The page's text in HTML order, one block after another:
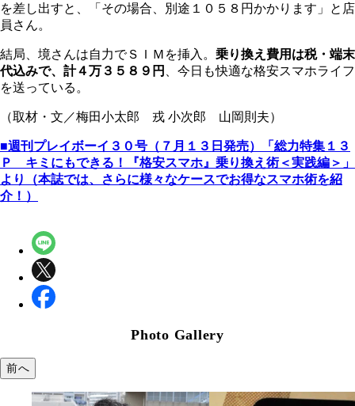
を差し出すと、「その場合、別途１０５８円かかります」と店
員さん。
結局、境さんは自力でＳＩＭを挿入。 乗り換え費用は税・端末
代込みで、計４万３５８９円
、今日も快適な格安スマホライフ
を送っている。
（取材・文／梅田小太郎 戎 小次郎 山岡則夫）
■週刊プレイボーイ３０号（７月１３日発売）「総力特集１３
Ｐ キミにもできる！『格安スマホ』乗り換え術＜実践編＞」
より（本誌では、さらに様々なケースでお得なスマホ術を紹
介！）
Photo Gallery
前へ